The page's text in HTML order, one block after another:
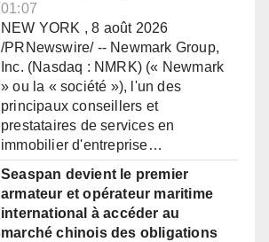
01:07
NEW YORK , 8 août 2026
/PRNewswire/ -- Newmark Group,
Inc. (Nasdaq : NMRK) (« Newmark
» ou la « société »), l'un des
principaux conseillers et
prestataires de services en
immobilier d'entreprise…
Seaspan devient le premier
armateur et opérateur maritime
international à accéder au
marché chinois des obligations